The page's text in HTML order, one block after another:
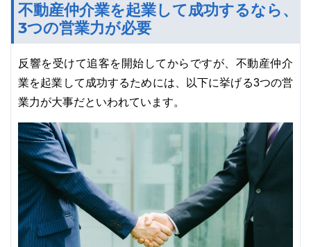
不動産仲介業を起業して成功するなら、
3つの営業力が必要
反響を受けて追客を開始してからですが、不動産仲介
業を起業して成功するためには、以下に挙げる3つの営
業力が大事だといわれています。